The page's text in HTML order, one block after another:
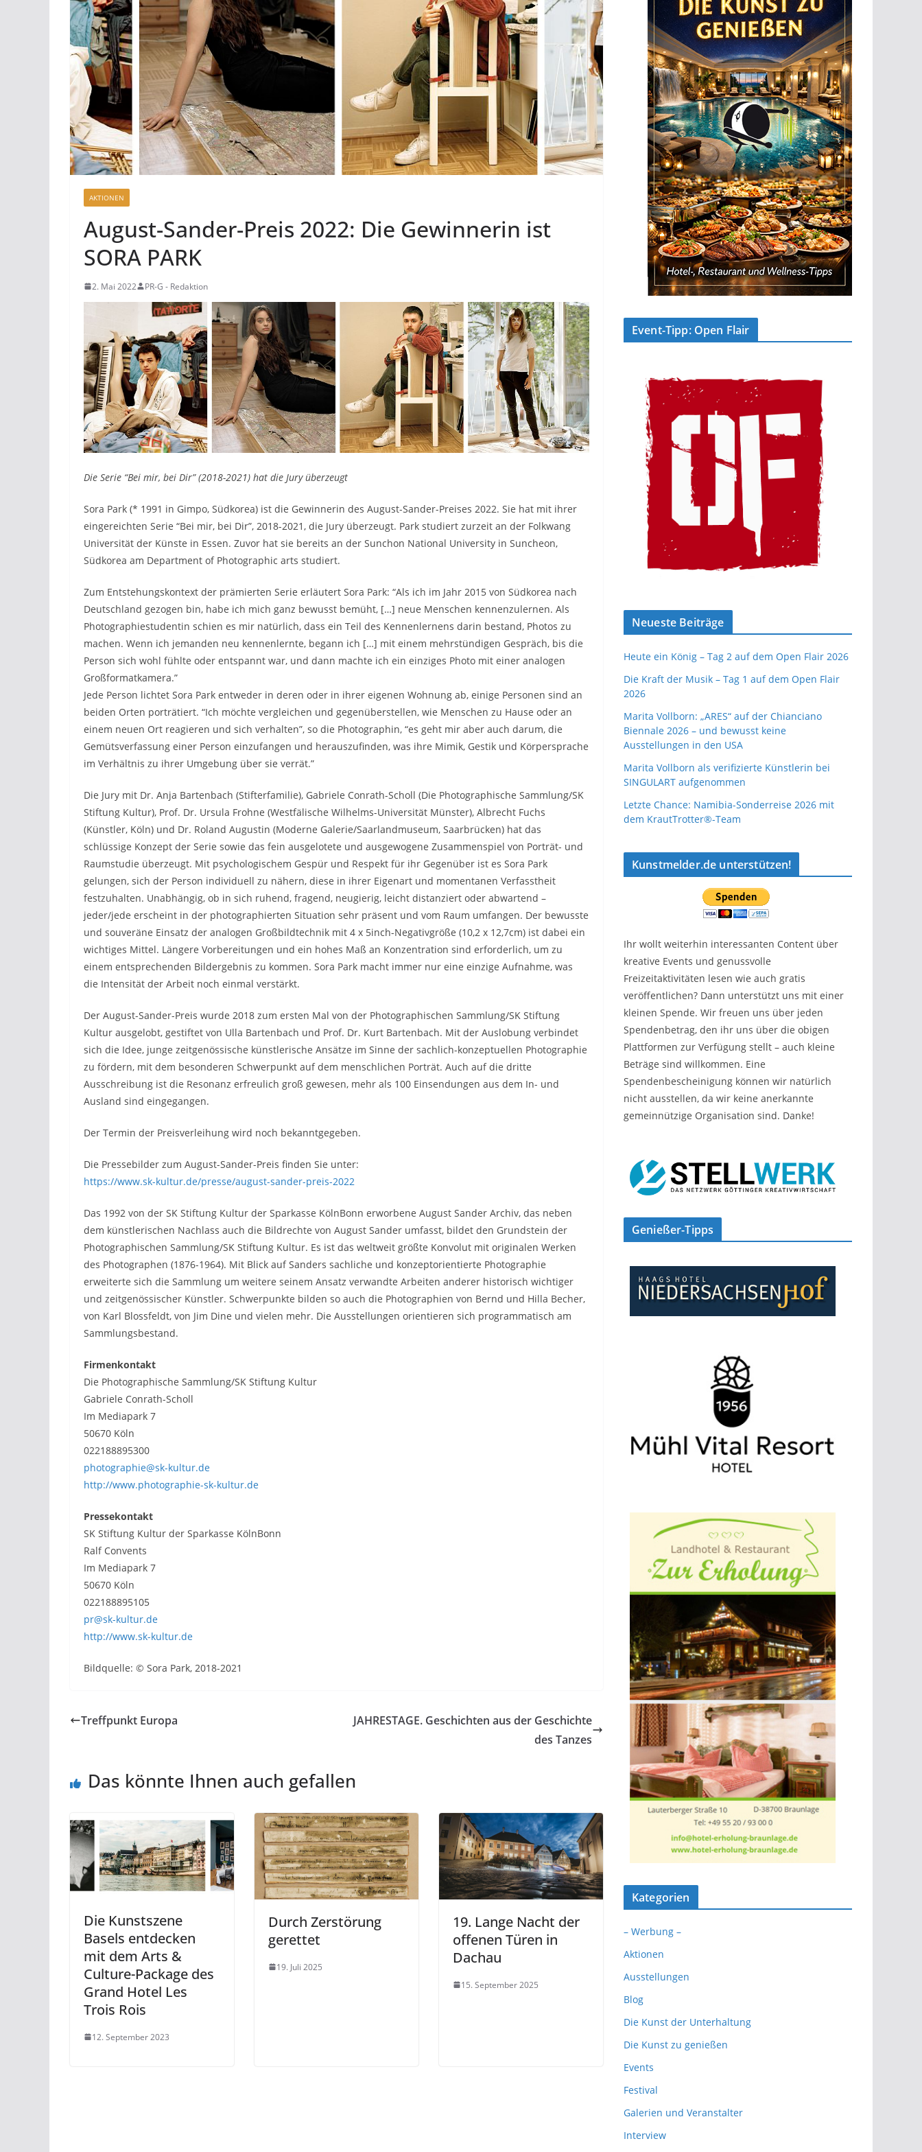
AKTIONEN
August-Sander-Preis 2022: Die Gewinnerin ist
SORA PARK
2. Mai 2022 PR-G - Redaktion
Die Serie “Bei mir, bei Dir” (2018-2021) hat die Jury überzeugt
Sora Park (* 1991 in Gimpo, Südkorea) ist die Gewinnerin des August-Sander-Preises 2022. Sie hat mit ihrer
eingereichten Serie “Bei mir, bei Dir”, 2018-2021, die Jury überzeugt. Park studiert zurzeit an der Folkwang
Universität der Künste in Essen. Zuvor hat sie bereits an der Sunchon National University in Suncheon,
Südkorea am Department of Photographic arts studiert.
Zum Entstehungskontext der prämierten Serie erläutert Sora Park: “Als ich im Jahr 2015 von Südkorea nach
Deutschland gezogen bin, habe ich mich ganz bewusst bemüht, […] neue Menschen kennenzulernen. Als
Photographiestudentin schien es mir natürlich, dass ein Teil des Kennenlernens darin bestand, Photos zu
machen. Wenn ich jemanden neu kennenlernte, begann ich […] mit einem mehrstündigen Gespräch, bis die
Person sich wohl fühlte oder entspannt war, und dann machte ich ein einziges Photo mit einer analogen
Großformatkamera.”
Jede Person lichtet Sora Park entweder in deren oder in ihrer eigenen Wohnung ab, einige Personen sind an
beiden Orten porträtiert. “Ich möchte vergleichen und gegenüberstellen, wie Menschen zu Hause oder an
einem neuen Ort reagieren und sich verhalten”, so die Photographin, “es geht mir aber auch darum, die
Gemütsverfassung einer Person einzufangen und herauszufinden, was ihre Mimik, Gestik und Körpersprache
im Verhältnis zu ihrer Umgebung über sie verrät.”
Die Jury mit Dr. Anja Bartenbach (Stifterfamilie), Gabriele Conrath-Scholl (Die Photographische Sammlung/SK
Stiftung Kultur), Prof. Dr. Ursula Frohne (Westfälische Wilhelms-Universität Münster), Albrecht Fuchs
(Künstler, Köln) und Dr. Roland Augustin (Moderne Galerie/Saarlandmuseum, Saarbrücken) hat das
schlüssige Konzept der Serie sowie das fein ausgelotete und ausgewogene Zusammenspiel von Porträt- und
Raumstudie überzeugt. Mit psychologischem Gespür und Respekt für ihr Gegenüber ist es Sora Park
gelungen, sich der Person individuell zu nähern, diese in ihrer Eigenart und momentanen Verfasstheit
festzuhalten. Unabhängig, ob in sich ruhend, fragend, neugierig, leicht distanziert oder abwartend –
jeder/jede erscheint in der photographierten Situation sehr präsent und vom Raum umfangen. Der bewusste
und souveräne Einsatz der analogen Großbildtechnik mit 4 x 5inch-Negativgröße (10,2 x 12,7cm) ist dabei ein
wichtiges Mittel. Längere Vorbereitungen und ein hohes Maß an Konzentration sind erforderlich, um zu
einem entsprechenden Bildergebnis zu kommen. Sora Park macht immer nur eine einzige Aufnahme, was
die Intensität der Arbeit noch einmal verstärkt.
Der August-Sander-Preis wurde 2018 zum ersten Mal von der Photographischen Sammlung/SK Stiftung
Kultur ausgelobt, gestiftet von Ulla Bartenbach und Prof. Dr. Kurt Bartenbach. Mit der Auslobung verbindet
sich die Idee, junge zeitgenössische künstlerische Ansätze im Sinne der sachlich-konzeptuellen Photographie
zu fördern, mit dem besonderen Schwerpunkt auf dem menschlichen Porträt. Auch auf die dritte
Ausschreibung ist die Resonanz erfreulich groß gewesen, mehr als 100 Einsendungen aus dem In- und
Ausland sind eingegangen.
Der Termin der Preisverleihung wird noch bekanntgegeben.
Die Pressebilder zum August-Sander-Preis finden Sie unter:
https://www.sk-kultur.de/presse/august-sander-preis-2022
Das 1992 von der SK Stiftung Kultur der Sparkasse KölnBonn erworbene August Sander Archiv, das neben
dem künstlerischen Nachlass auch die Bildrechte von August Sander umfasst, bildet den Grundstein der
Photographischen Sammlung/SK Stiftung Kultur. Es ist das weltweit größte Konvolut mit originalen Werken
des Photographen (1876-1964). Mit Blick auf Sanders sachliche und konzeptorientierte Photographie
erweiterte sich die Sammlung um weitere seinem Ansatz verwandte Arbeiten anderer historisch wichtiger
und zeitgenössischer Künstler. Schwerpunkte bilden so auch die Photographien von Bernd und Hilla Becher,
von Karl Blossfeldt, von Jim Dine und vielen mehr. Die Ausstellungen orientieren sich programmatisch am
Sammlungsbestand.
Firmenkontakt
Die Photographische Sammlung/SK Stiftung Kultur
Gabriele Conrath-Scholl
Im Mediapark 7
50670 Köln
022188895300
photographie@sk-kultur.de
http://www.photographie-sk-kultur.de
Pressekontakt
SK Stiftung Kultur der Sparkasse KölnBonn
Ralf Convents
Im Mediapark 7
50670 Köln
022188895105
pr@sk-kultur.de
http://www.sk-kultur.de
Bildquelle: © Sora Park, 2018-2021
Treffpunkt Europa
JAHRESTAGE. Geschichten aus der Geschichte
des Tanzes
Das könnte Ihnen auch gefallen
Die Kunstszene
Basels entdecken
mit dem Arts &
Culture-Package des
Grand Hotel Les
Trois Rois
12. September 2023
Durch Zerstörung
gerettet
19. Juli 2025
19. Lange Nacht der
offenen Türen in
Dachau
15. September 2025
Event-Tipp: Open Flair
Neueste Beiträge
Heute ein König – Tag 2 auf dem Open Flair 2026
Die Kraft der Musik – Tag 1 auf dem Open Flair
2026
Marita Vollborn: „ARES“ auf der Chianciano
Biennale 2026 – und bewusst keine
Ausstellungen in den USA
Marita Vollborn als verifizierte Künstlerin bei
SINGULART aufgenommen
Letzte Chance: Namibia-Sonderreise 2026 mit
dem KrautTrotter®-Team
Kunstmelder.de unterstützen!
Ihr wollt weiterhin interessanten Content über
kreative Events und genussvolle
Freizeitaktivitäten lesen wie auch gratis
veröffentlichen? Dann unterstützt uns mit einer
kleinen Spende. Wir freuen uns über jeden
Spendenbetrag, den ihr uns über die obigen
Plattformen zur Verfügung stellt – auch kleine
Beträge sind willkommen. Eine
Spendenbescheinigung können wir natürlich
nicht ausstellen, da wir keine anerkannte
gemeinnützige Organisation sind. Danke!
Genießer-Tipps
Kategorien
– Werbung –
Aktionen
Ausstellungen
Blog
Die Kunst der Unterhaltung
Die Kunst zu genießen
Events
Festival
Galerien und Veranstalter
Interview